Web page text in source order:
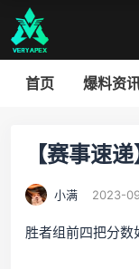
首页 爆料资
【赛事速
小满 2023-
胜者组前四把分数